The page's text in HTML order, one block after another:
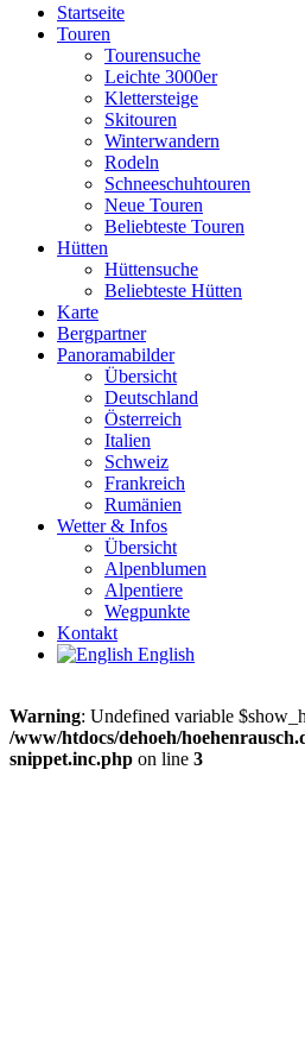
Startseite
Touren
Tourensuche
Leichte 3000er
Klettersteige
Skitouren
Winterwandern
Rodeln
Schneeschuhtouren
Neue Touren
Beliebteste Touren
Hütten
Hüttensuche
Beliebteste Hütten
Karte
Bergpartner
Panoramabilder
Übersicht
Deutschland
Österreich
Italien
Schweiz
Frankreich
Rumänien
Wetter & Infos
Übersicht
Alpenblumen
Alpentiere
Wegpunkte
Kontakt
English
Warning: Undefined variable
/www/htdocs/dehoeh/
snippet.inc.php on line 3